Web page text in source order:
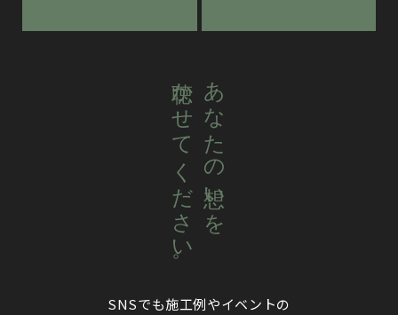
あなたの想いを
聴かせてください。
SNSでも施工例やイベントの